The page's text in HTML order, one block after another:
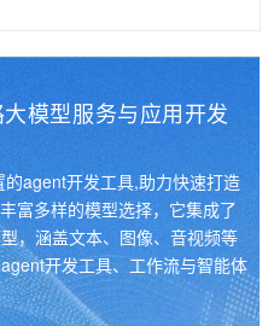
模型服务与应用开发
agent开发工具,助力快速打造
富多样的模型选择，它集成了
，涵盖文本、图像、音视频等
开发工具、工作流与智能体